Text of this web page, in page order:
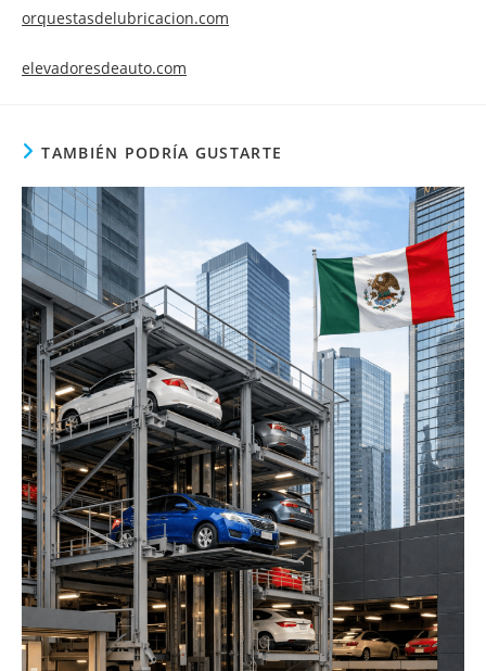
orquestasdelubricacion.com
elevadoresdeauto.com
TAMBIÉN PODRÍA GUSTARTE